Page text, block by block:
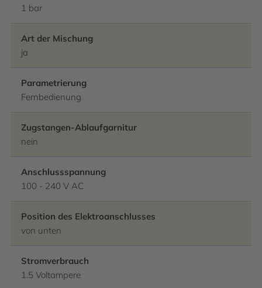
1 bar
Art der Mischung
ja
Parametrierung
Fernbedienung
Zugstangen-Ablaufgarnitur
nein
Anschlussspannung
100 - 240 V AC
Position des Elektroanschlusses
von unten
Stromverbrauch
1.5 Voltampere